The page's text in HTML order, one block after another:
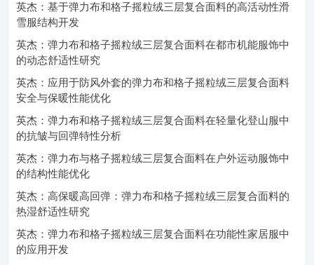
英杰：基于弹力布和格子摇粒绒三层复合面料的高活动性滑
雪服结构开发
英杰：弹力布和格子摇粒绒三层复合面料在都市机能服饰中
的动态舒适性研究
英杰：应用于防风外套的弹力布和格子摇粒绒三层复合面料
安全与保暖性能优化
英杰：弹力布和格子摇粒绒三层复合面料在轻量化登山服中
的抗皱与回弹特性分析
英杰：弹力布与格子摇粒绒三层复合面料在户外运动服饰中
的结构性能优化
英杰：高保暖高回弹：弹力布和格子摇粒绒三层复合面料的
热湿舒适性研究
英杰：弹力布和格子摇粒绒三层复合面料在功能性家居服中
的应用开发